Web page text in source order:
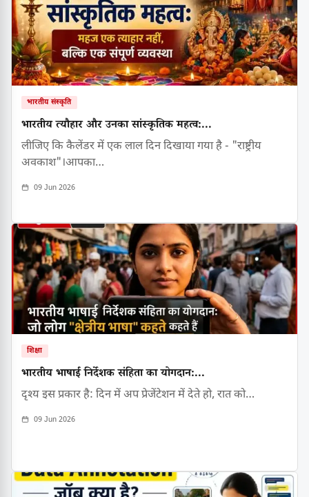
भारतीय संस्कृति
भारतीय त्यौहार और उनका सांस्कृतिक महत्व:...
लीजिए कि कैलेंडर में एक लाल दिन दिखाया गया है - "राष्ट्रीय
अवकाश"।आपका…
09 Jun 2026
शिक्षा
भारतीय भाषाई निर्देशक संहिता का योगदान:...
दृश्य इस प्रकार है: दिन में अप प्रेजेंटेशन में देते हो, रात को…
09 Jun 2026